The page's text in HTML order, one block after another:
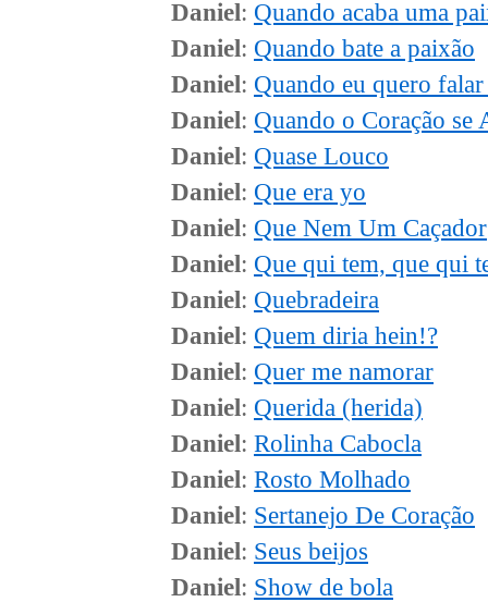
Daniel: Quando acaba uma
Daniel: Quando bate a paixão
Daniel: Quando eu quero
Daniel: Quando o Coração se
Daniel: Quase Louco
Daniel: Que era yo
Daniel: Que Nem Um Caçador
Daniel: Que qui tem, que qui
Daniel: Quebradeira
Daniel: Quem diria hein!?
Daniel: Quer me namorar
Daniel: Querida (herida)
Daniel: Rolinha Cabocla
Daniel: Rosto Molhado
Daniel: Sertanejo De Coração
Daniel: Seus beijos
Daniel: Show de bola